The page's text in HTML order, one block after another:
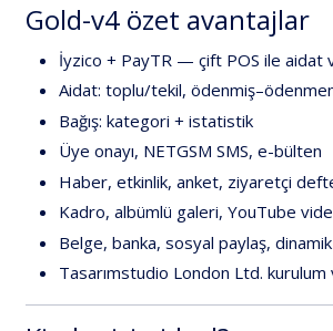
Gold-v4 özet avantajlar
İyzico + PayTR — çift POS ile aidat
Aidat: toplu/tekil,
Bağış: kategori + istatistik
Üye onayı, NETGSM SMS, e-bülten
Haber, etkinlik, anket, ziyaretçi
Kadro, albümlü galeri, YouTube
Belge, banka, sosyal paylaş, dinamik
Tasarımstudio London Ltd. kurulum